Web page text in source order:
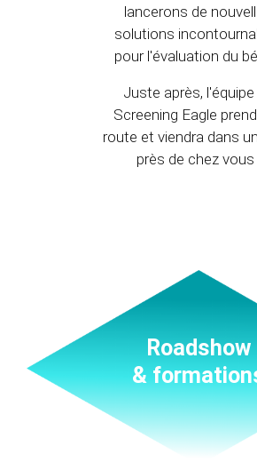
lancerons de
solutions
pour l'évaluation du
Juste après, l'équipe
Screening Eagle
route et viendra dans
près de chez vous
Roadshow
&